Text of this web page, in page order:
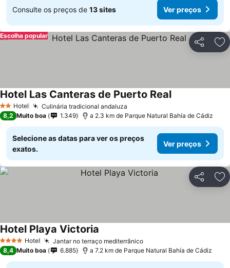
Consulte os preços de 13 sites Ver preços
Partilhar
Escolha popular
2 Estrelas
Hotel Culinária tradicional andaluza
Hotel Las Canteras de Puerto Real
8,2 Muito boa 1.349 a 2.3 km de Parque Natural Bahía de Cádiz
Selecione as datas para ver os preços
exatos.
Ver preços
Partilhar
4 EstrelasHotel Jantar no terraço mediterrânico
Hotel Playa Victoria
8,4 Muito boa 6.885 a 7.2 km de Parque Natural Bahía de Cádiz